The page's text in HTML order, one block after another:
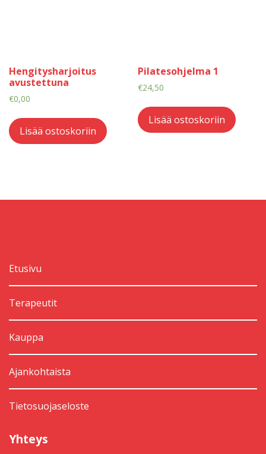
Hengitysharjoitus
avustettuna
€0,00
Lisää ostoskoriin
Pilatesohjelma 1
€24,50
Lisää ostoskoriin
Etusivu
Terapeutit
Kauppa
Ajankohtaista
Tietosuojaseloste
Yhteys